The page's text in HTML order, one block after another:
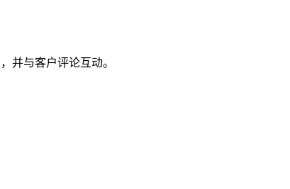
并与客户评论互动。